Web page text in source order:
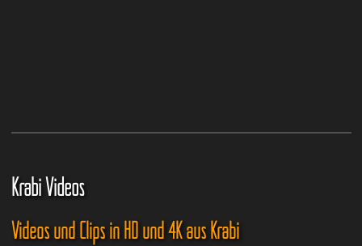
Krabi Videos
Videos und Clips in HD und 4K aus Krabi